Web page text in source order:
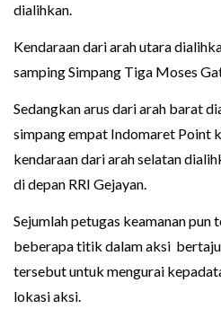
dialihkan.
Kendaraan dari arah utara
samping Simpang Tiga Moses
Sedangkan arus dari arah barat
simpang empat Indomaret Point
kendaraan dari arah selatan
di depan RRI Gejayan.
Sejumlah petugas keamanan
beberapa titik dalam aksi
tersebut untuk mengurai
lokasi aksi.